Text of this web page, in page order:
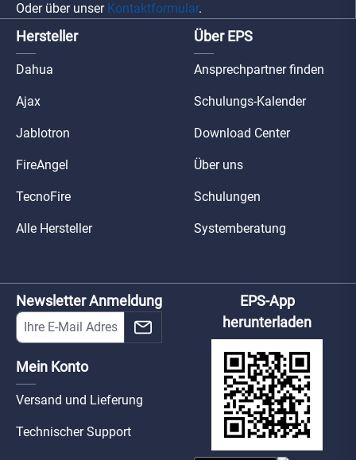
Oder über unser Kontaktformular.
Hersteller
Dahua
Ajax
Jablotron
FireAngel
TecnoFire
Alle Hersteller
Über EPS
Ansprechpartner finden
Schulungs-Kalender
Download Center
Über uns
Schulungen
Systemberatung
Newsletter Anmeldung
Mein Konto
Versand und Lieferung
Technischer Support
EPS-App
herunterladen